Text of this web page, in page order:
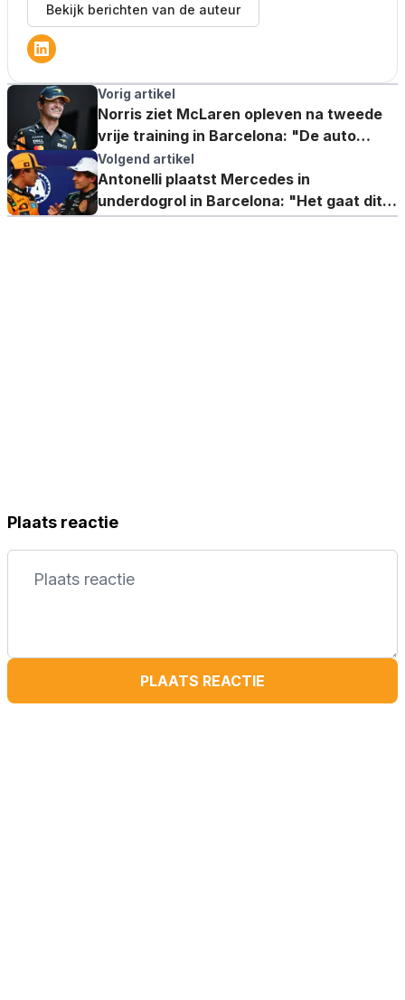
Bekijk berichten van de auteur
Vorig artikel
Norris ziet McLaren opleven na tweede
vrije training in Barcelona: "De auto
werkt duidelijk beter"
Volgend artikel
Antonelli plaatst Mercedes in
underdogrol in Barcelona: "Het gaat dit
weekend niet makkelijk worden"
Plaats reactie
PLAATS REACTIE